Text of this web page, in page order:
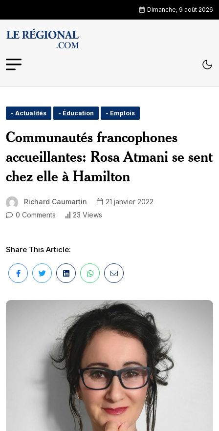
Dimanche, 9 août 2026
- Actualités - Éducation - Emplois
Communautés francophones
accueillantes: Rosa Atmani se sent
chez elle à Hamilton
Richard Caumartin
21 janvier 2022
0 Comments
23 Views
Share This Article: